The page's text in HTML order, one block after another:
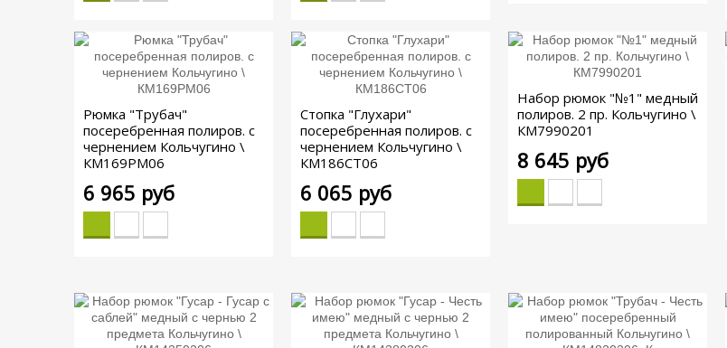
Рюмка "Трубач"
посеребренная полиров. с
чернением Кольчугино \
КМ169РМ06
6 965 руб
Стопка "Глухари"
посеребренная полиров. с
чернением Кольчугино \
КМ186СТ06
6 065 руб
Набор рюмок "№1" медный
полиров. 2 пр. Кольчугино \
КМ7990201
8 645 руб